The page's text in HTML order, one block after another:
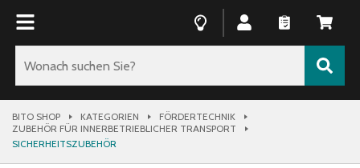
BITO SHOP KATEGORIEN
FÖRDERTECHNIK
ZUBEHÖR FÜR INNERBETRIEBLICHER TRANSPORT
SICHERHEITSZUBEHÖR